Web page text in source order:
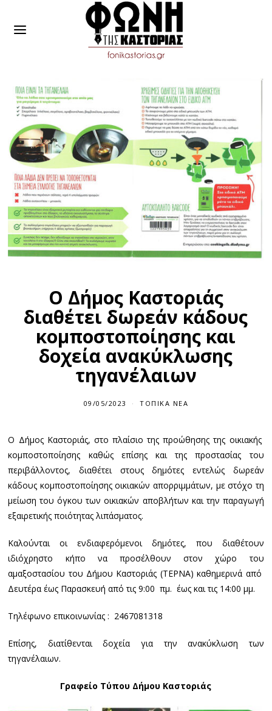
Ο Δήμος Καστοριάς
διαθέτει δωρεάν κάδους
κομποστοποίησης και
δοχεία ανακύκλωσης
τηγανέλαιων
09/05/2023 ΤΟΠΙΚΆ ΝΈΑ
Ο Δήμος Καστοριάς, στο πλαίσιο της προώθησης της οικιακής
κομποστοποίησης καθώς επίσης και της προστασίας του
περιβάλλοντος, διαθέτει στους δημότες εντελώς δωρεάν
κάδους κομποστοποίησης οικιακών απορριμμάτων, με στόχο τη
μείωση του όγκου των οικιακών αποβλήτων και την παραγωγή
εξαιρετικής ποιότητας λιπάσματος.
Καλούνται οι ενδιαφερόμενοι δημότες, που διαθέτουν
ιδιόχρηστο κήπο να προσέλθουν στον χώρο του
αμαξοστασίου του Δήμου Καστοριάς (ΤΕΡΝΑ) καθημερινά από
Δευτέρα έως Παρασκευή από τις 9:00 πμ. έως και τις 14:00 μμ.
Τηλέφωνο επικοινωνίας : 2467081318
Επίσης, διατίθενται δοχεία για την ανακύκλωση των
τηγανέλαιων.
Γραφείο Τύπου Δήμου Καστοριάς